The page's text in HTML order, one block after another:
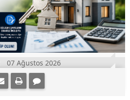
07 Ağustos 2026